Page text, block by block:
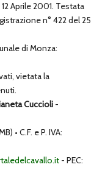
Aprile 2001. Testata
n° 422 del 25
di Monza:
vietata la
Cuccioli -
• C.F. e P. IVA:
- PEC: